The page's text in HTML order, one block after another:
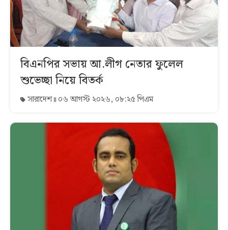
বিএনপির সভায় আ.লীগ নেতার ফুলেল
শুভেচ্ছা নিয়ে বিতর্ক
সারাদেশ ০৬ আগস্ট ২০২৬, ০৮:২৫ পিএম